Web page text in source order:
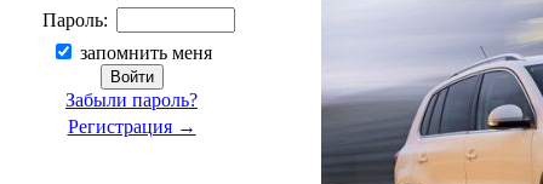
Пароль:
запомнить меня
Забыли пароль?
Регистрация →